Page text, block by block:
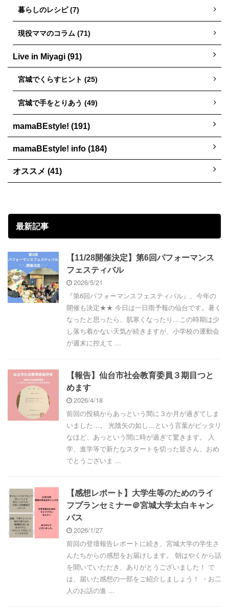
暮らしのレシピ (7)
現役ママのコラム (71)
Live in Miyagi (91)
宮城でくらすヒント (25)
宮城で手をとりあう (49)
mamaBEstyle! (191)
mamaBEstyle! info (184)
オススメ (41)
最新記事
【11/28開催決定】第6回パフォーマンス
フェスティバル
2026/5/21
『第6回パフォーマンスフェスティバル』、今年の
開催も決定★★ 今日は一日雨予報の仙台です。暑く
なったと思ったら、肌寒くなったり…この時期は少
し落ち着かない天気が続きますが、小学校の運動会
が週末に控えて ...
【報告】仙台市社会教育委員３期目つと
めます
2026/4/18
前回の投稿からあっという間に３か月が過ぎてしま
いました…。 光陰矢の如し…という言葉がピッタリ
なほど、あっという間に時が過ぎて驚きます。 入
学、進学等で新たなスタートを切った皆さん、おめ
でとうございま ...
【感想レポート】大学生等のためのライ
フプランセミナー＠宮城大学太白キャン
パス
2026/1/27
前回の登壇報告レポートに続き、宮城大学の学生さ
んたちからの感想をお届けします。 朝はやくから話
を聞いていただき、ありがとうございました！ で
は、届いた感想の一部をご紹介しましょう！ ・お二
人のお話の進 ...